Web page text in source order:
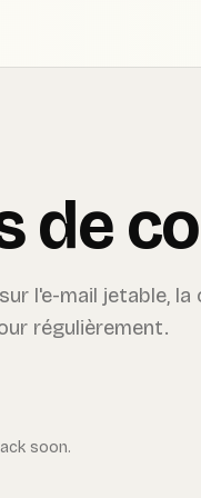
de
l'e-mail jetable,
régulièrement.
soon.